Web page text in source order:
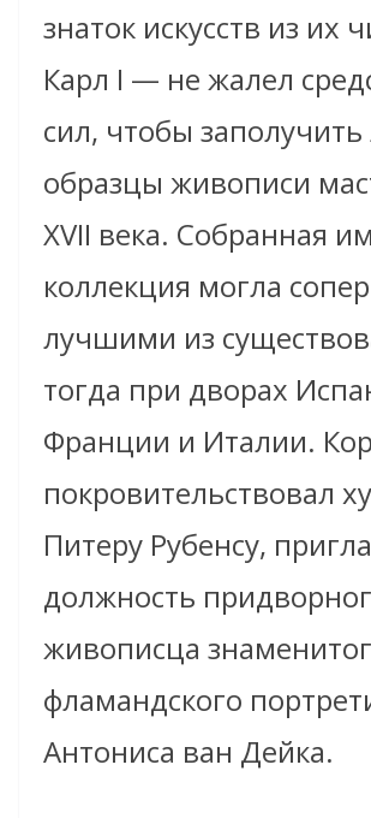
знаток искусств из их
Карл I — не жалел
сил, чтобы
образцы живописи
XVII века. Собранная им
коллекция могла
лучшими из
тогда при дворах
Франции и Италии.
покровительствовал
Питеру Рубенсу,
должность
живописца
фламандского
Антониса ван Дейка.